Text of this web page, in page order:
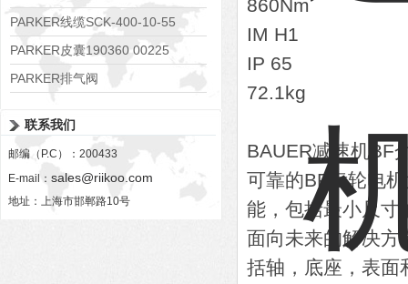
RE06M35W2N1KWXG087
PARKER线缆SCK-400-10-55
PARKER皮囊190360 00225
PARKER排气阀
联系我们
邮编（P.C）：200433
E-mail： sales@riikoo.com
地址：上海市邯郸路10号
860Nm
IM H1
IP 65
72.1kg
BAUER减速机BF
可靠的BF齿轮电
能，包括最小尺寸
面向未来的解决方
括轴，底座，表面